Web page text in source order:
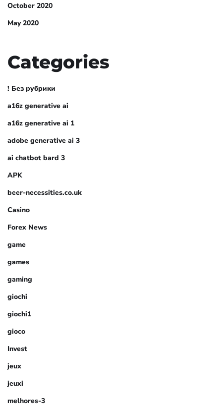
October 2020
May 2020
Categories
! Без рубрики
a16z generative ai
a16z generative ai 1
adobe generative ai 3
ai chatbot bard 3
APK
beer-necessities.co.uk
Casino
Forex News
game
games
gaming
giochi
giochi1
gioco
Invest
jeux
jeuxi
melhores-3